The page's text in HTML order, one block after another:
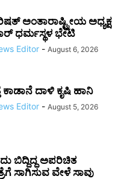
ಅಂತಾರಾಷ್ಟ್ರೀಯ ಅಧ್ಯಕ್ಷ
ಧರ್ಮಸ್ಥಳ ಭೇಟಿ
Editor - August 6, 2026
ಕಾಡಾನೆ ದಾಳಿ ಕೃಷಿ ಹಾನಿ
Editor - August 5, 2026
ಬಿದ್ದಿದ್ದ ಅಪರಿಚಿತ
ಸಾಗಿಸುವ ವೇಳೆ ಸಾವು